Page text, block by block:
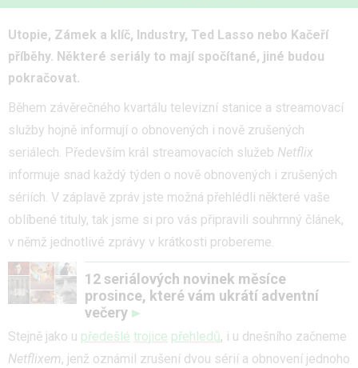
Utopie, Zámek a klíč, Industry, Ted Lasso nebo Kačeří
příběhy. Některé seriály to mají spočítané, jiné budou
pokračovat.
Během závěrečného kvartálu televizní stanice a streamovací
služby hojně informují o obnovených i nově zrušených
seriálech. Především král streamovacích služeb Netflix
informuje snad každý týden o nově obnovených i zrušených
sériích. V záplavě zpráv jste možná přehlédli některé vaše
oblíbené tituly, tak jsme si pro vás připravili souhrnný článek,
v němž jednotlivé zprávy v krátkosti probereme.
12 seriálových novinek měsíce
prosince, které vám ukrátí adventní
večery
Stejně jako u předešlé trojice přehledů, i u dnešního začneme
Netflixem, jenž oznámil zrušení dvou sérií a obnovení jednoho